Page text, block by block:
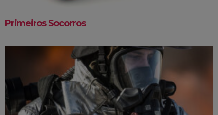
Primeiros Socorros